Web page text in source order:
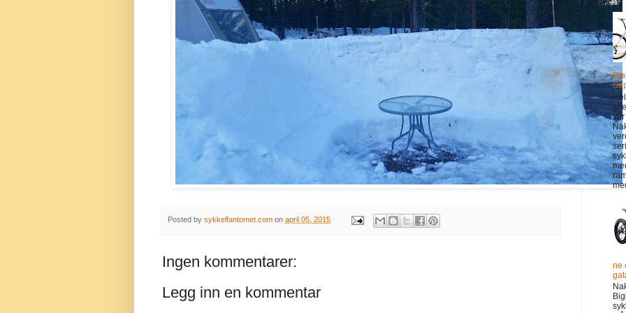
Posted by sykkelfantomet.com on april 05, 2015
Ingen kommentarer:
Legg inn en kommentar
var
ne